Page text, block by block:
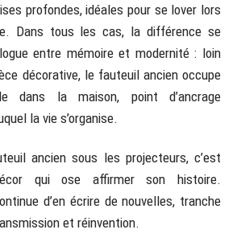
profondes, idéales pour se lover lors
Dans tous les cas, la différence se
entre mémoire et modernité : loin
décorative, le fauteuil ancien occupe
dans la maison, point d’ancrage
la vie s’organise.
ancien sous les projecteurs, c’est
qui ose affirmer son histoire.
d’en écrire de nouvelles, tranche
et réinvention.